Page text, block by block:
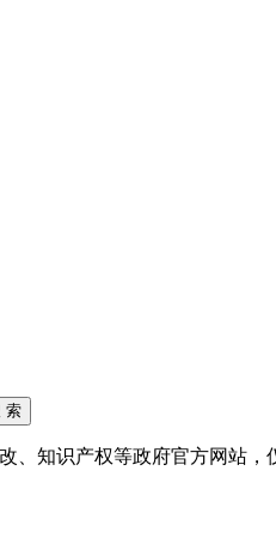
索
、知识产权等政府官方网站，